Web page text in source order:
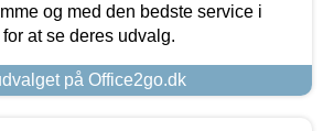
og med den bedste service i
at se deres udvalg.
på Office2go.dk